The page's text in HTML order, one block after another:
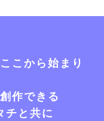
こから始まり
作できる
チと共に